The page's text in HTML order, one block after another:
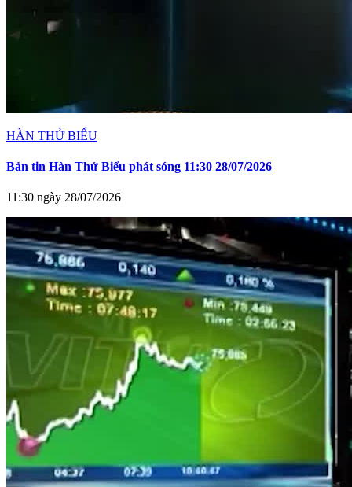
HÀN THỬ BIỂU
Bản tin Hàn Thử Biểu phát sóng 11:30 28/07/2026
11:30 ngày 28/07/2026